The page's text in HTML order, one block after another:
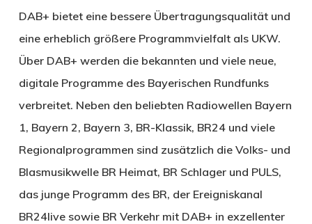
DAB+ bietet eine bessere Übertragungsqualität und
eine erheblich größere Programmvielfalt als UKW.
Über DAB+ werden die bekannten und viele neue,
digitale Programme des Bayerischen Rundfunks
verbreitet. Neben den beliebten Radiowellen Bayern
1, Bayern 2, Bayern 3, BR-Klassik, BR24 und viele
Regionalprogrammen sind zusätzlich die Volks- und
Blasmusikwelle BR Heimat, BR Schlager und PULS,
das junge Programm des BR, der Ereigniskanal
BR24live sowie BR Verkehr mit DAB+ in exzellenter